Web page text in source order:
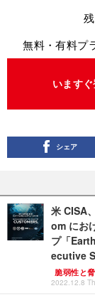
無料・有料プ
います
シェア
米 CISA
om にお
プ「
ecutive
脆弱性と
2022.12.8